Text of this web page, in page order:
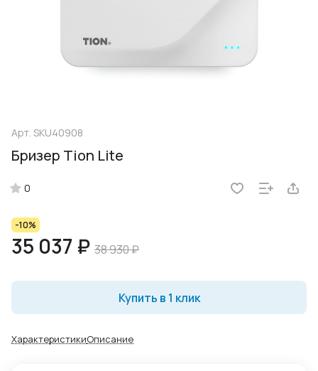
Арт. SKU40908
Бризер Tion Lite
0
-10%
35 037 ₽ 38 930 ₽
Купить в 1 клик
ХарактеристикиОписание